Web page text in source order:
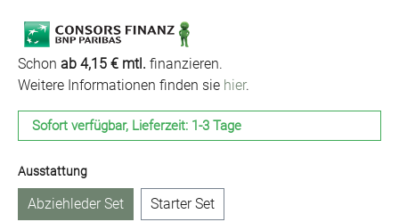
Schon ab 4,15 € mtl. finanzieren.
Weitere Informationen finden sie hier.
Sofort verfügbar, Lieferzeit: 1-3 Tage
Ausstattungauswählen
Abziehleder Set Starter Set